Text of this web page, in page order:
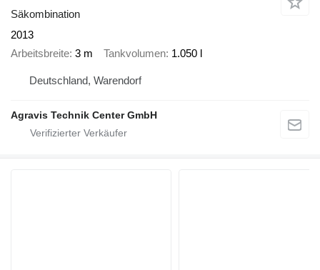
Säkombination
2013
Arbeitsbreite 3 m Tankvolumen 1.050 l
Deutschland, Warendorf
Agravis Technik Center GmbH